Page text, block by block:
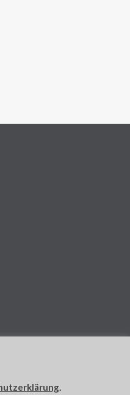
.